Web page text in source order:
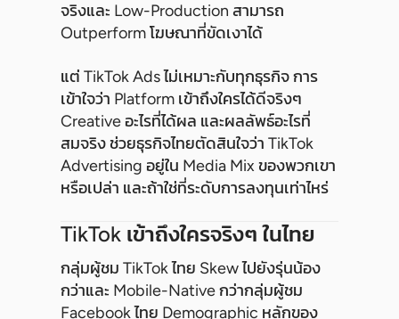
จริงและ Low-Production สามารถ
Outperform โฆษณาที่ขัดเงาได้
แต่ TikTok Ads ไม่เหมาะกับทุกธุรกิจ การ
เข้าใจว่า Platform เข้าถึงใครได้ดีจริงๆ
Creative อะไรที่ได้ผล และผลลัพธ์อะไรที่
สมจริง ช่วยธุรกิจไทยตัดสินใจว่า TikTok
Advertising อยู่ใน Media Mix ของพวกเขา
หรือเปล่า และถ้าใช่ที่ระดับการลงทุนเท่าไหร่
TikTok เข้าถึงใครจริงๆ ในไทย
กลุ่มผู้ชม TikTok ไทย Skew ไปยังรุ่นน้อง
กว่าและ Mobile-Native กว่ากลุ่มผู้ชม
Facebook ไทย Demographic หลักของ